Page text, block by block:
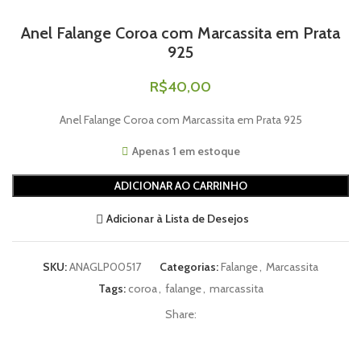
Anel Falange Coroa com Marcassita em Prata
925
R$40,00
Anel Falange Coroa com Marcassita em Prata 925
Apenas 1 em estoque
ADICIONAR AO CARRINHO
Adicionar à Lista de Desejos
SKU:ANAGLP00517 Categorias:Falange
Marcassita
Tags:coroa falange marcassita
Share: